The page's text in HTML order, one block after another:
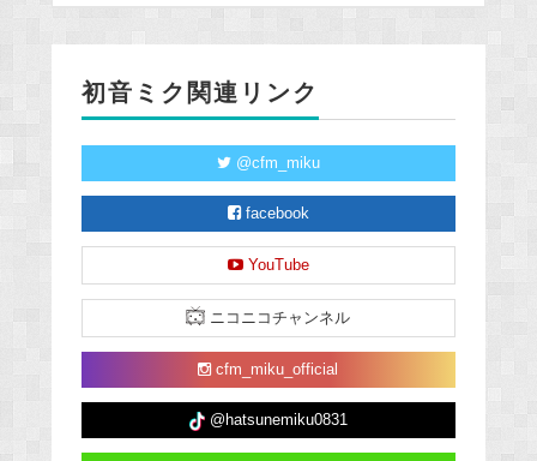
初音ミク関連リンク
@cfm_miku
facebook
YouTube
ニコニコチャンネル
cfm_miku_official
@hatsunemiku0831